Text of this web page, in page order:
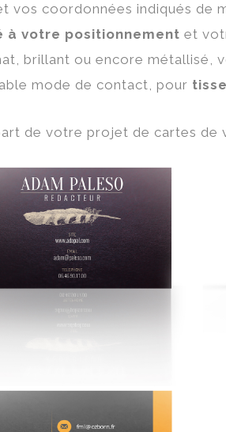
vos coordonnées indiqués de
votre positionnement et
brillant ou encore métallisé,
mode de contact, pour
de votre projet de cartes de
PALESO